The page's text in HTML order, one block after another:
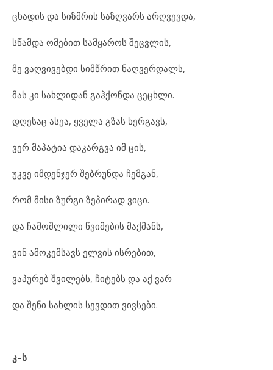
ცხადის და სიზმრის საზღვარს არღვევდა,
სწამდა ომებით სამყაროს შეცვლის,
მე ვაღვივებდი სიმწრით ნაღვერდალს,
მას კი სახლიდან გაჰქონდა ცეცხლი.
დღესაც ასეა, ყველა გზას ხერგავს,
ვერ მაპატია დაკარგვა იმ ცის,
უკვე იმდენჯერ შებრუნდა ჩემგან,
რომ მისი ზურგი ზეპირად ვიცი.
და ჩამოშლილი წვიმების მაქმანს,
ვინ ამოკემსავს ელვის ისრებით,
ვაპურებ შვილებს, ჩიტებს და აქ ვარ
და შენი სახლის სევდით ვივსები.
კ–ს